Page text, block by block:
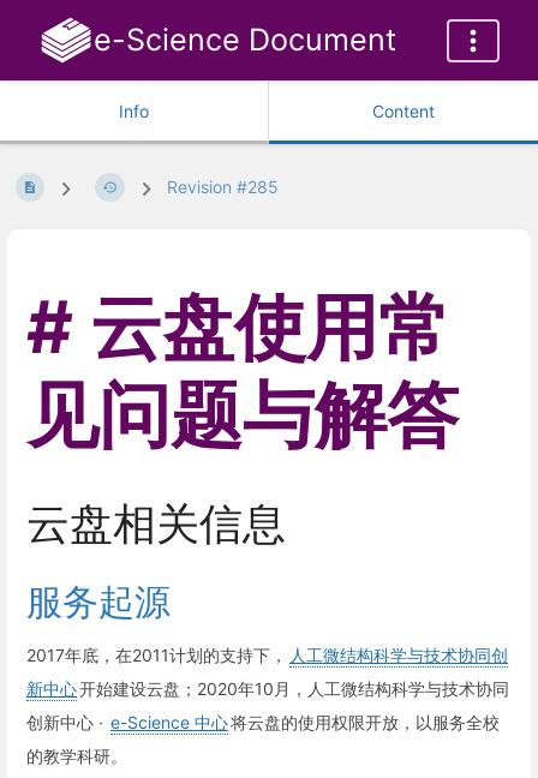
e-Science Document
Info Content
Revision #285
云盘使用常
见问题与解答
云盘相关信息
服务起源
2017年底，在2011计划的支持下，
人工微结构科学与技术协同创
新中心开始建设云盘；2020年10月，人工微结构科学与技术协同
创新中心 · e-Science 中心将云盘的使用权限开放，以服务全校
的教学科研。